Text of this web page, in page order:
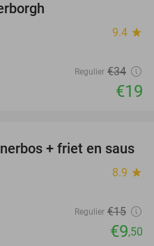
9.4 star
Regulier €34
€19
37%
+ friet en saus
8.9 star
Regulier €15
€9,50